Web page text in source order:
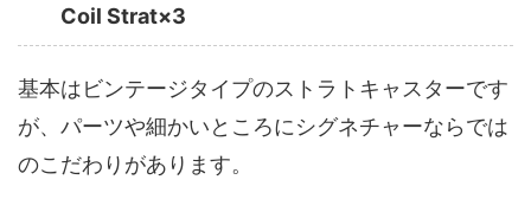
Coil Strat×3
基本はビンテージタイプのストラトキャスターです
が、パーツや細かいところにシグネチャーならでは
のこだわりがあります。